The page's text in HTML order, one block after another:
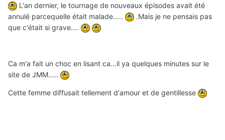
L'an dernier, le tournage de nouveaux épisodes avait été
annulé parcequelle était malade.....
.Mais je ne pensais pas
que c'était si grave....
Ca m'a fait un choc en lisant ca...il ya quelques minutes sur le
site de JMM.....
Cette femme diffusait tellement d'amour et de gentillesse